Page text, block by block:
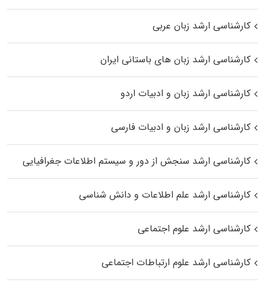
کارشناسی ارشد زبان عربی
کارشناسی ارشد زبان‌ های باستانی ایران
کارشناسی ارشد زبان و ادبیات اردو
کارشناسی ارشد زبان و ادبیات فارسی
کارشناسی ارشد سنجش از دور و سیستم اطلاعات جغرافیایی
کارشناسی ارشد علم اطلاعات و دانش شناسی
کارشناسی ارشد علوم اجتماعی
کارشناسی ارشد علوم ارتباطات اجتماعی